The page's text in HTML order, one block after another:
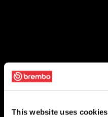
This website uses cookies